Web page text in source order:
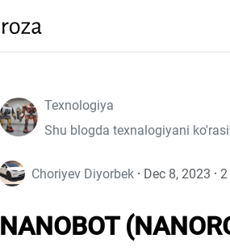
Texnologiya
Shu blogda texnalogiyani
Choriyev Diyorbek · Dec 8, 2023 ·
NANOBOT